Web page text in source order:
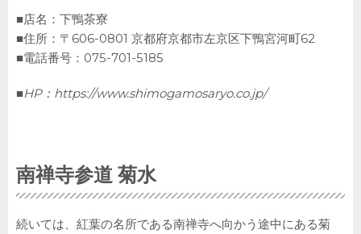
■店名：下鴨茶寮
■住所：〒606-0801 京都府京都市左京区下鴨宮河町62
■電話番号：075-701-5185
■HP： https://www.shimogamosaryo.co.jp/
南禅寺参道 菊水
続いては、紅葉の名所である南禅寺へ向かう途中にある菊